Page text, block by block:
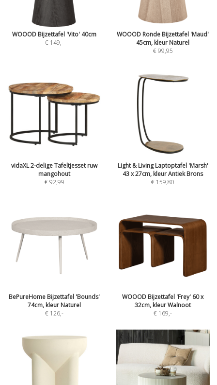
WOOOD Bijzettafel 'Vito' 40cm
€ 149,-
WOOOD Ronde Bijzettafel 'Maud'
45cm, kleur Naturel
€ 99,95
vidaXL 2-delige Tafeltjesset ruw
mangohout
€ 92,99
Light & Living Laptoptafel 'Marsh'
43 x 27cm, kleur Antiek Brons
€ 159,80
BePureHome Bijzettafel 'Bounds'
74cm, kleur Naturel
€ 126,-
WOOOD Bijzettafel 'Frey' 60 x
32cm, kleur Walnoot
€ 169,-